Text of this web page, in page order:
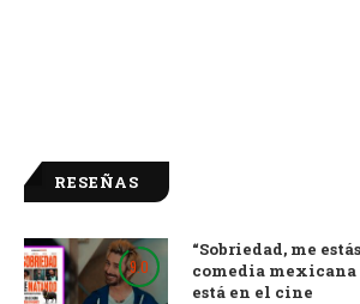
RESEÑAS
9.0
“Sobriedad, me
comedia
está en el cine